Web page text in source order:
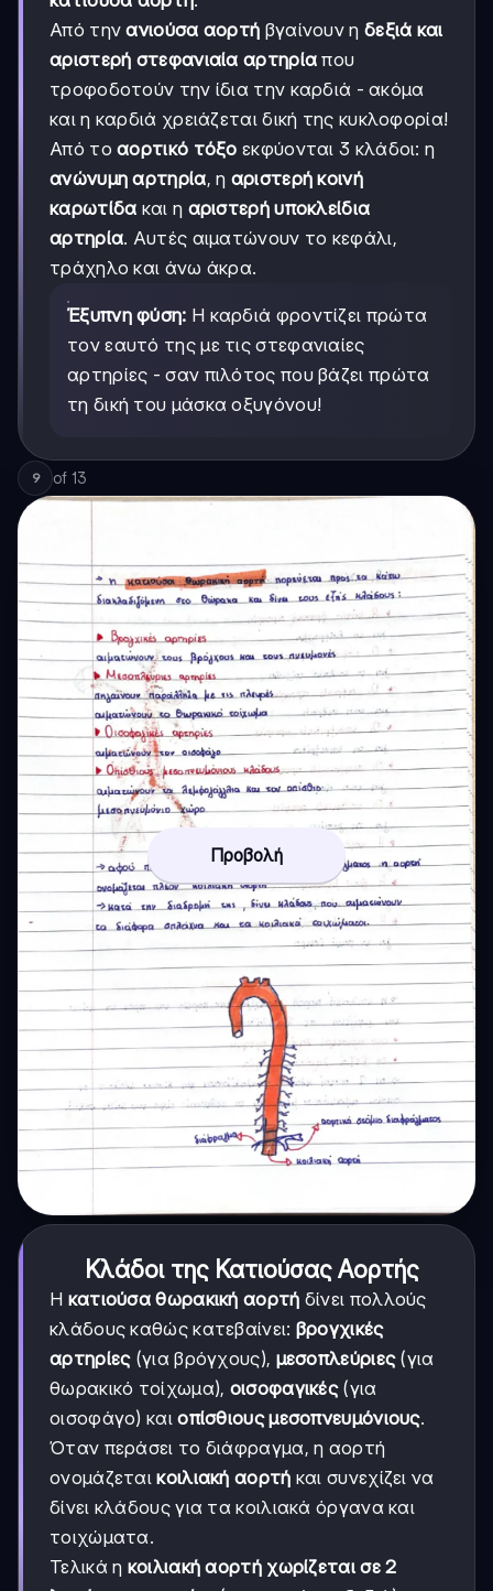
Από τηνανιούσα αορτή βγαίνουν η δεξιά και
αριστερή στεφανιαία αρτηρία που
τροφοδοτούν την ίδια την καρδιά - ακόμα
και η καρδιά χρειάζεται δική της κυκλοφορία!
Από τοαορτικό τόξο εκφύονται 3 κλάδοι: η
ανώνυμη αρτηρία, η αριστερή κοινή
καρωτίδα και η αριστερή υποκλείδια
αρτηρία. Αυτές αιματώνουν το κεφάλι,
τράχηλο και άνω άκρα.
Έξυπνη φύση: Η καρδιά φροντίζει πρώτα
τον εαυτό της με τις στεφανιαίες
αρτηρίες - σαν πιλότος που βάζει πρώτα
τη δική του μάσκα οξυγόνου!
9 of 13
Προβολή
Κλάδοι της Κατιούσας Αορτής
Η κατιούσα θωρακική αορτή δίνει πολλούς
κλάδους καθώς κατεβαίνει: βρογχικές
αρτηρίες(για βρόγχους), μεσοπλεύριες(για
θωρακικό τοίχωμα), οισοφαγικές(για
οισοφάγο) καιοπίσθιους μεσοπνευμόνιους.
Όταν περάσει το διάφραγμα, η αορτή
ονομάζεταικοιλιακή αορτή και συνεχίζει να
δίνει κλάδους για τα κοιλιακά όργανα και
τοιχώματα.
Τελικά η κοιλιακή αορτή χωρίζεται σε 2